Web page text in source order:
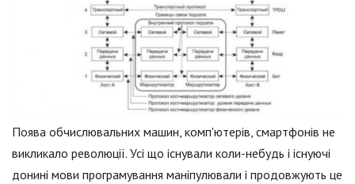
Поява обчислювальних машин, комп'ютерів, смартфонів не
викликало революції. Усі що існували коли-небудь і існуючі
донині мови програмування маніпулювали і продовжують це